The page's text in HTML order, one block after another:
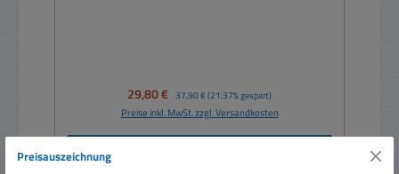
Verkaufspreis:
29,80 € Regulärer Preis:
37,90 € (21.37% gespart)
Preise inkl. MwSt. zzgl. Versandkosten
Preisauszeichnung